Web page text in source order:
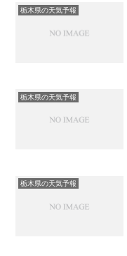
栃木県の天気予報
栃木県の天気予報
栃木県の天気予報